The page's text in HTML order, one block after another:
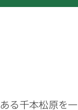
る千本松原を一